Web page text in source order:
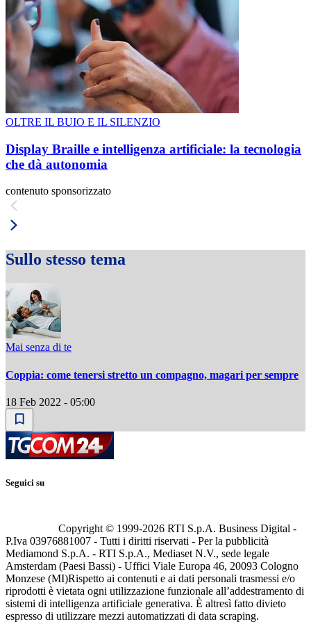
OLTRE IL BUIO E IL SILENZIO
Display Braille e intelligenza artificiale: la tecnologia
che dà autonomia
contenuto sponsorizzato
Sullo stesso tema
Mai senza di te
Coppia: come tenersi stretto un compagno, magari per sempre
18 Feb 2022 - 05:00
Seguici su
Copyright © 1999-2026 RTI S.p.A. Business Digital -
P.Iva 03976881007 - Tutti i diritti riservati - Per la pubblicità
Mediamond S.p.A. - RTI S.p.A., Mediaset N.V., sede legale
Amsterdam (Paesi Bassi) - Uffici Viale Europa 46, 20093 Cologno
Monzese (MI)Rispetto ai contenuti e ai dati personali trasmessi e/o
riprodotti è vietata ogni utilizzazione funzionale all’addestramento di
sistemi di intelligenza artificiale generativa. È altresì fatto divieto
espresso di utilizzare mezzi automatizzati di data scraping.